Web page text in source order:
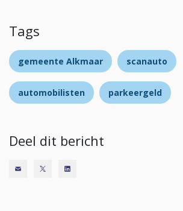
Tags
gemeente Alkmaar scanauto
automobilisten parkeergeld
Deel dit bericht